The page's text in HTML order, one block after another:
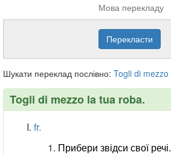
Мова перекладу
Шукати переклад послівно: Togli di mezzo
Togli di mezzo la tua roba.
fr.
Прибери звідси свої речі.